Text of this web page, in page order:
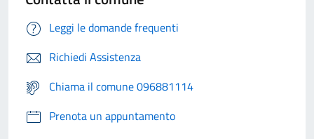
Leggi le domande frequenti
Richiedi Assistenza
Chiama il comune 096881114
Prenota un appuntamento